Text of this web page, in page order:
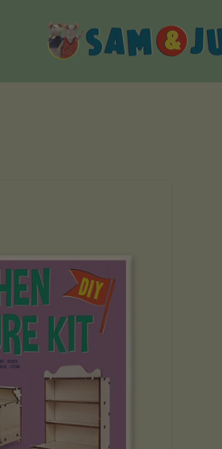
Sam
&
Julia